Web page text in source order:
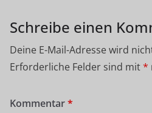
Schreibe einen
Deine E-Mail-Adresse wird
Erforderliche Felder sind mit*
Kommentar*